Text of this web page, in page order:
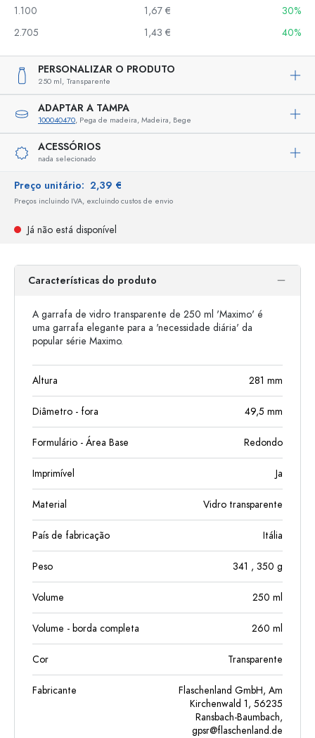
1.100
1,67 €
30%
2.705
1,43 € 40%
PERSONALIZAR O PRODUTO
250 ml, Transparente
ADAPTAR A TAMPA
100040470, Pega de madeira, Madeira, Bege
ACESSÓRIOS
nada selecionado
Preço unitário: 2,39 €
Preços incluindo IVA, excluindo custos de envio
Já não está disponível
Características do produto
A garrafa de vidro transparente de 250 ml 'Maximo' é
uma garrafa elegante para a 'necessidade diária' da
popular série Maximo.
Altura 281 mm
Diâmetro - fora 49,5 mm
Formulário - Área Base Redondo
Imprimível Ja
Material Vidro transparente
País de fabricação Itália
Peso 341 , 350 g
Volume 250 ml
Volume - borda completa 260 ml
Cor Transparente
Fabricante
Flaschenland GmbH, Am
Kirchenwald 1, 56235
Ransbach-Baumbach,
gpsr@flaschenland.de